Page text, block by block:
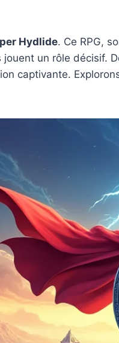
Hydlide. Ce RPG,
un rôle décisif.
captivante.